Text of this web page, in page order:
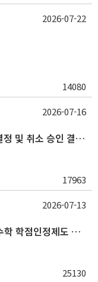
14080
2026-07-22
☆ [전공신청] 2026-2학기 전공 선택, 결정 및 취소 승인 결과 알림(심화전공 포함)
17963
2026-07-16
☆ 학부대학(자유전공학부, 광역) 국외수학 학점인정제도 변경 안내(2027-1학기 파견학생부터)
25130
2026-07-13